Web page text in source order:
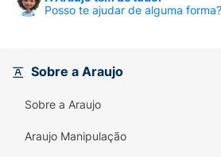
Treinadores e Energias. É a
de uma só vez.
Conteúdo da Embalagem:
4 Pacotes de Booster (6
Posso te ajudar de alguma forma?
Sobre a Araujo
Sobre a Araujo
Araujo Manipulação